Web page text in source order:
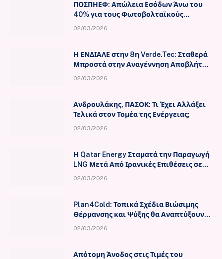
ΠΟΣΠΗΕΦ: Απώλεια Εσόδων Άνω του
40% για τους Φωτοβολταϊκούς
02/03/2026
Η ΕΝΔΙΑΛΕ στην 8η Verde.Tec: Σταθερά
Μπροστά στην Αναγέννηση Αποβλήτων
02/03/2026
Ανδρουλάκης, ΠΑΣΟΚ: Τι Έχει Αλλάξει
Τελικά στον Τομέα της Ενέργειας;
02/03/2026
Η Qatar Energy Σταματά την Παραγωγή
LNG Μετά Από Ιρανικές Επιθέσεις σε
02/03/2026
Plan4Cold: Τοπικά Σχέδια Βιώσιμης
Θέρμανσης και Ψύξης θα Αναπτύξουν
02/03/2026
Απότομη Άνοδος στις Τιμές του